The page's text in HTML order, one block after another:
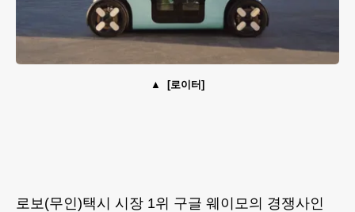
[로이터]
로보(무인)택시 시장 1위 구글 웨이모의 경쟁사인